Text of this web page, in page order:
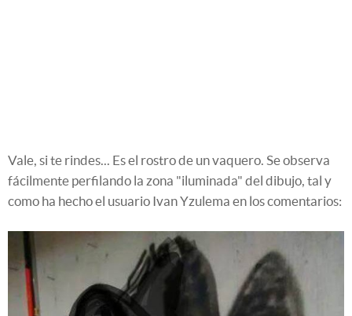
Vale, si te rindes... Es el rostro de un vaquero. Se observa
fácilmente perfilando la zona "iluminada" del dibujo, tal y
como ha hecho el usuario Ivan Yzulema en los comentarios: